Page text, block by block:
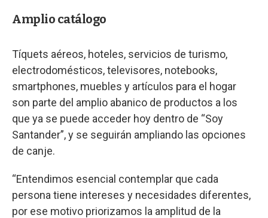
Amplio catálogo
Tíquets aéreos, hoteles, servicios de turismo,
electrodomésticos, televisores, notebooks,
smartphones, muebles y artículos para el hogar
son parte del amplio abanico de productos a los
que ya se puede acceder hoy dentro de “Soy
Santander”, y se seguirán ampliando las opciones
de canje.
“Entendimos esencial contemplar que cada
persona tiene intereses y necesidades diferentes,
por ese motivo priorizamos la amplitud de la